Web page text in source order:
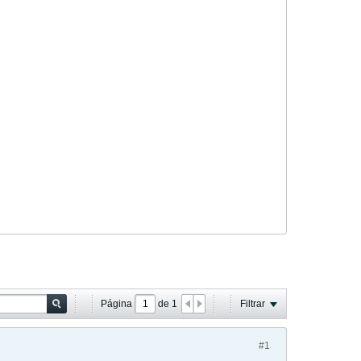
Página de 1 Filtrar
#1